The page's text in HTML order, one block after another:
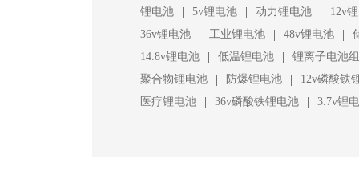
锂电池 | 5v锂电池 | 动力锂电池 |
12v
36v锂电池
| 工业锂电池 | 48v锂电池 |
14.8v锂电池
| 低温锂电池 |
锂离子电池组
聚合物锂电池
| 防爆锂电池 |
12v磷酸铁
医疗锂电池
| 36v磷酸铁锂电池 | 3.7v锂